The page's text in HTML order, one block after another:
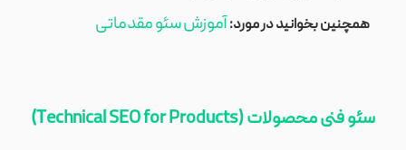
همچنین بخوانید در مورد:آموزش سئو مقدماتی
سئو فنی محصولات (Technical SEO for Products)